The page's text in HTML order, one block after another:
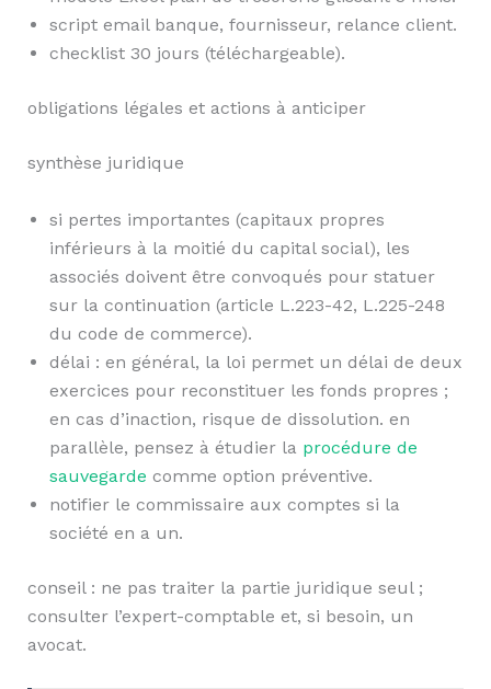
script email banque, fournisseur, relance client.
checklist 30 jours (téléchargeable).
obligations légales et actions à anticiper
synthèse juridique
si pertes importantes (capitaux propres
inférieurs à la moitié du capital social), les
associés doivent être convoqués pour statuer
sur la continuation (article L.223-42, L.225-248
du code de commerce).
délai : en général, la loi permet un délai de deux
exercices pour reconstituer les fonds propres ;
en cas d’inaction, risque de dissolution. en
parallèle, pensez à étudier la procédure de
sauvegarde comme option préventive.
notifier le commissaire aux comptes si la
société en a un.
conseil : ne pas traiter la partie juridique seul ;
consulter l’expert-comptable et, si besoin, un
avocat.